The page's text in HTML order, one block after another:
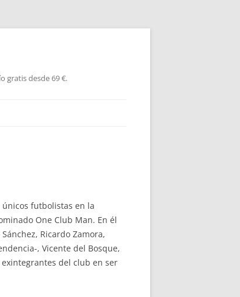
gratis desde 69 €.
futbolistas en la
One Club Man. En él
Ricardo Zamora,
, Vicente del Bosque,
exintegrantes del club en ser